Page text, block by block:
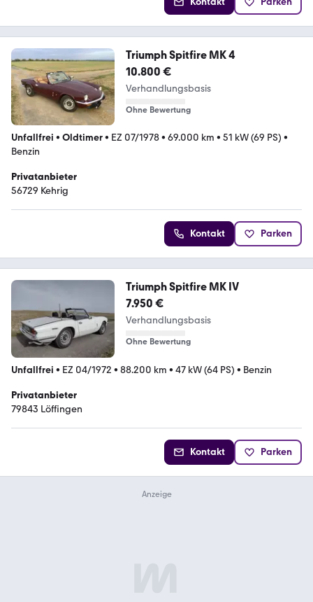
Triumph Spitfire MK 4
10.800 €
Verhandlungsbasis
Ohne Bewertung
Unfallfrei • Oldtimer• EZ 07/1978• 69.000 km • 51 kW (69 PS) •
Benzin
Privatanbieter
56729 Kehrig
Kontakt Parken
Triumph Spitfire MK IV
7.950 €
Verhandlungsbasis
Ohne Bewertung
Unfallfrei • EZ 04/1972 • 88.200 km • 47 kW (64 PS) • Benzin
Privatanbieter
79843 Löffingen
Kontakt Parken